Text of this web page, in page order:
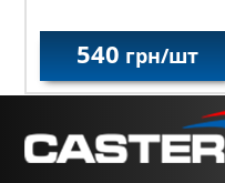
540 грн/шт